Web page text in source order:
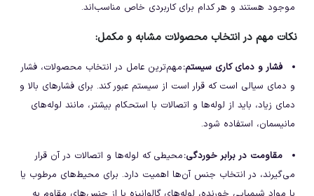
موجود هستند و هر کدام برای کاربردی خاص مناسب‌اند.
نکات مهم در انتخاب محصولات مشابه و مکمل:
فشار و دمای کاری سیستم:مهم‌ترین عامل در انتخاب محصولات، فشار
و دمای سیالی است که قرار است از سیستم عبور کند. برای فشارهای بالا و
دمای زیاد، باید از لوله‌ها و اتصالات با استحکام بیشتر، مانند لوله‌های
مانیسمان، استفاده شود.
مقاومت در برابر خوردگی:محیطی که لوله‌ها و اتصالات در آن قرار
می‌گیرند، در انتخاب جنس آن‌ها اهمیت دارد. برای محیط‌های مرطوب یا